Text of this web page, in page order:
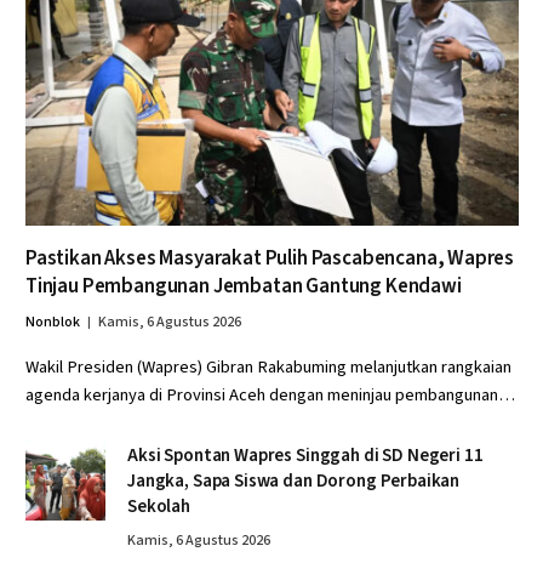
Pastikan Akses Masyarakat Pulih Pascabencana, Wapres
Tinjau Pembangunan Jembatan Gantung Kendawi
Nonblok Kamis, 6 Agustus 2026
Wakil Presiden (Wapres) Gibran Rakabuming melanjutkan rangkaian
agenda kerjanya di Provinsi Aceh dengan meninjau pembangunan…
Aksi Spontan Wapres Singgah di SD Negeri 11
Jangka, Sapa Siswa dan Dorong Perbaikan
Sekolah
Kamis, 6 Agustus 2026